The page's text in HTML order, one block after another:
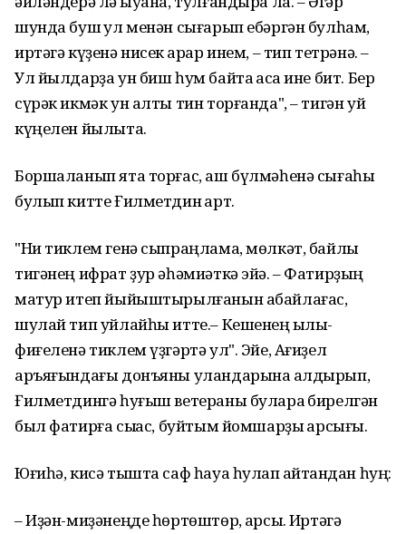
шунда буш ҡул менəн сығарып ебəргəн булһам,
иртəгə күҙенə нисек ҡарар инем, – тип тетрəнə. –
Ул йылдарҙа ун биш һум байтаҡ аҡса ине бит. Бер
сүрəк икмəк ун алты тин торғанда", – тигəн уй
күңелен йылыта.
Боршаланып ята торғас, аш бүлмəһенə сығаһы
булып китте Ғилметдин ҡарт.
"Ни тиклем генə сыпраңлама, мɵлкəт, байлыҡ
тигəнең ифрат ҙур əһəмиəткə эйə. – Фатирҙың
матур итеп йыйыштырылғанын абайлағас,
шулай тип уйлайһы итте.– Кешенең ҡылыҡ-
фиғеленə тиклем үҙгəртə ул". Эйе, Ағиҙел
аръяғындағы донъяны уландарына ҡалдырып,
Ғилметдингə һуғыш ветераны булараҡ бирелгəн
был фатирға сыҡҡас, буйтым йомшарҙы ҡарсығы.
Юғиһə, кисə тышта саф һауа һулап ҡайтҡандан һуң:
– Иҙəн-миҙəнеңде һɵртɵштɵр, ҡарсыҡ. Иртəгə